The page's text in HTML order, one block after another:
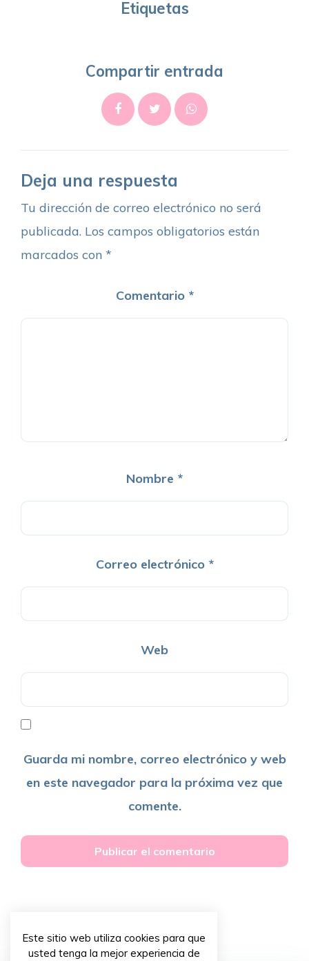
Etiquetas
Compartir entrada
Deja una respuesta
Tu dirección de correo electrónico no será
publicada. Los campos obligatorios están
marcados con *
Comentario *
Nombre *
Correo electrónico *
Web
Guarda mi nombre, correo electrónico y web
en este navegador para la próxima vez que
comente.
Este sitio web utiliza cookies para que
usted tenga la mejor experiencia de